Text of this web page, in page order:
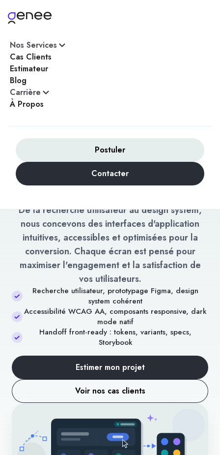
Nos Services
Cas Clients
Estimateur
Blog
Carrière
À Propos
Postuler
Contacter
Accueil/Services/
UX/UI DESIGN D'APPLICATION
interfaces qui
transforment vos
utilisateurs en
ambassadeurs
De la recherche utilisateur au design system,
nous concevons des interfaces d'application
intuitives, accessibles et optimisées pour la
conversion. Chaque écran est pensé pour
maximiser l'engagement et la satisfaction de
vos utilisateurs.
Recherche utilisateur, prototypage Figma, design
system cohérent
Accessibilité WCAG AA, composants responsive, dark
mode natif
Handoff front-ready : tokens, variants, specs,
Storybook
Estimer mon projet
Voir nos cas clients